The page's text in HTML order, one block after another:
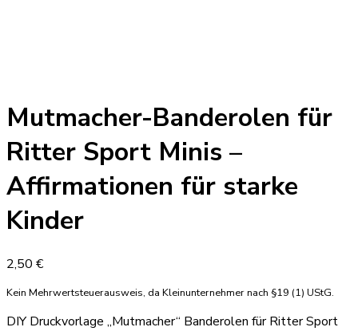
Mutmacher-Banderolen für
Ritter Sport Minis –
Affirmationen für starke
Kinder
2,50 €
Kein Mehrwertsteuerausweis, da Kleinunternehmer nach §19 (1) UStG.
DIY Druckvorlage „Mutmacher“ Banderolen für Ritter Sport